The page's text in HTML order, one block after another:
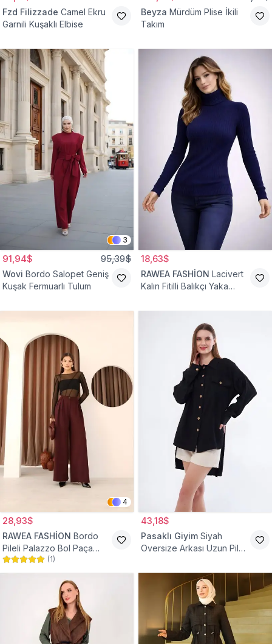
Fzd Filizzade Camel Ekru
Garnili Kuşaklı Elbise
Beyza Mürdüm Plise İkili
Takım
3
91,94$ 95,39$
Wovi Bordo Salopet Geniş
Kuşak Fermuarlı Tulum
18,63$
RAWEA FASHİON Lacivert
Kalın Fitilli Balıkçı Yaka
4
28,93$
RAWEA FASHİON Bordo
Pileli Palazzo Bol Paça
Yüksek Bel Tesettür
Pantolon
(1)
43,18$
Pasaklı Giyim Siyah
Oversize Arkası Uzun Pileli